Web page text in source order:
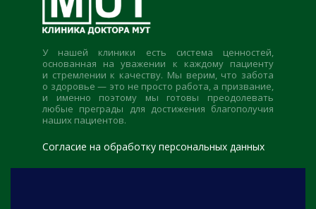
У нашей клиники есть система ценностей,
основанная на уважении к каждому пациенту
и стремлении к качеству. Мы верим, что забота
о здоровье — это не просто работа, а призвание,
и именно поэтому мы готовы преодолевать
любые преграды для достижения благополучия
наших пациентов.
Согласие на обработку персональных данных